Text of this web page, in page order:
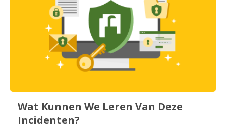
Wat Kunnen We Leren Van Deze
Incidenten?